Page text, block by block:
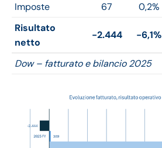
Imposte 67 0,2%
Risultato
netto
-2.444 -6,1%
Dow – fatturato e bilancio 2025